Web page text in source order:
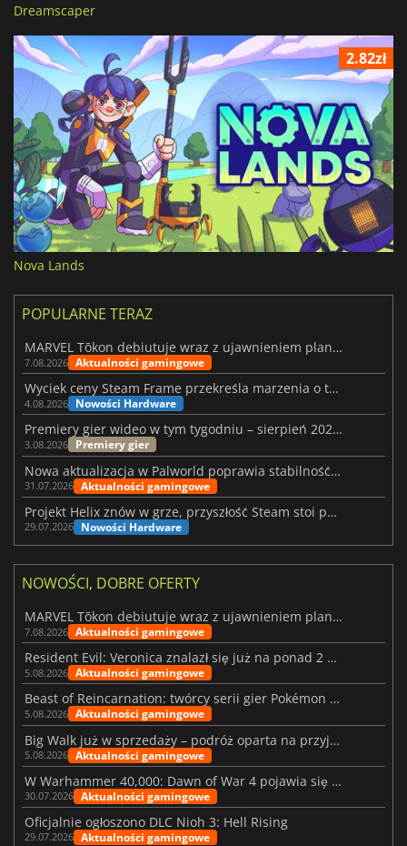
Dreamscaper
2.82zł
Nova Lands
POPULARNE TERAZ
MARVEL Tōkon debiutuje wraz z ujawnieniem planu rozwoju na pierwszy rok
7.08.2026 Aktualności gamingowe
Wyciek ceny Steam Frame przekreśla marzenia o tanim zestawie VR
4.08.2026 Nowości Hardware
Premiery gier wideo w tym tygodniu – sierpień 2026 r. (32. tydzień)
3.08.2026 Premiery gier
Nowa aktualizacja w Palworld poprawia stabilność Sunreach i walk z bossami
31.07.2026 Aktualności gamingowe
Projekt Helix znów w grze, przyszłość Steam stoi pod znakiem zapytania
29.07.2026 Nowości Hardware
NOWOŚCI, DOBRE OFERTY
MARVEL Tōkon debiutuje wraz z ujawnieniem planu rozwoju na pierwszy rok
7.08.2026 Aktualności gamingowe
Resident Evil: Veronica znalazł się już na ponad 2 milionach list życzeń
5.08.2026 Aktualności gamingowe
Beast of Reincarnation: twórcy serii gier Pokémon wkraczają na nową ścieżkę
5.08.2026 Aktualności gamingowe
Big Walk już w sprzedaży – podróż oparta na przyjaźni
5.08.2026 Aktualności gamingowe
W Warhammer 40,000: Dawn of War 4 pojawia się frakcja Nekronów
30.07.2026 Aktualności gamingowe
Oficjalnie ogłoszono DLC Nioh 3: Hell Rising
29.07.2026 Aktualności gamingowe